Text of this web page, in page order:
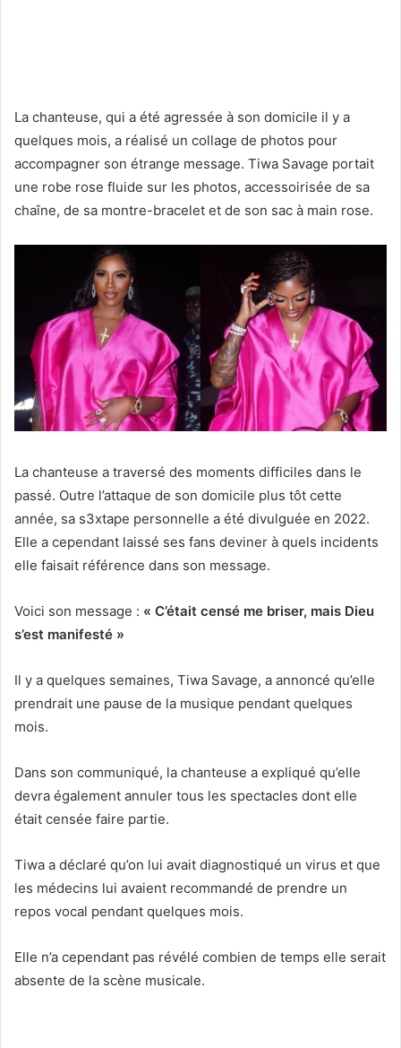
La chanteuse, qui a été agressée à son domicile il y a
quelques mois, a réalisé un collage de photos pour
accompagner son étrange message. Tiwa Savage portait
une robe rose fluide sur les photos, accessoirisée de sa
chaîne, de sa montre-bracelet et de son sac à main rose.
La chanteuse a traversé des moments difficiles dans le
passé. Outre l’attaque de son domicile plus tôt cette
année, sa s3xtape personnelle a été divulguée en 2022.
Elle a cependant laissé ses fans deviner à quels incidents
elle faisait référence dans son message.
Voici son message : « C’était censé me briser, mais Dieu
s’est manifesté »
Il y a quelques semaines, Tiwa Savage, a annoncé qu’elle
prendrait une pause de la musique pendant quelques
mois.
Dans son communiqué, la chanteuse a expliqué qu’elle
devra également annuler tous les spectacles dont elle
était censée faire partie.
Tiwa a déclaré qu’on lui avait diagnostiqué un virus et que
les médecins lui avaient recommandé de prendre un
repos vocal pendant quelques mois.
Elle n’a cependant pas révélé combien de temps elle serait
absente de la scène musicale.